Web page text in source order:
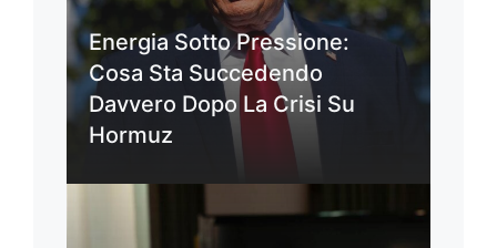
Energia Sotto Pressione:
Cosa Sta Succedendo
Davvero Dopo La Crisi Su
Hormuz